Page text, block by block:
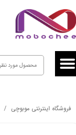
حساب کاربری من
سفارشات
فروشگاه اینترنتی موبوچی
حساب کاربری من
سفارشات